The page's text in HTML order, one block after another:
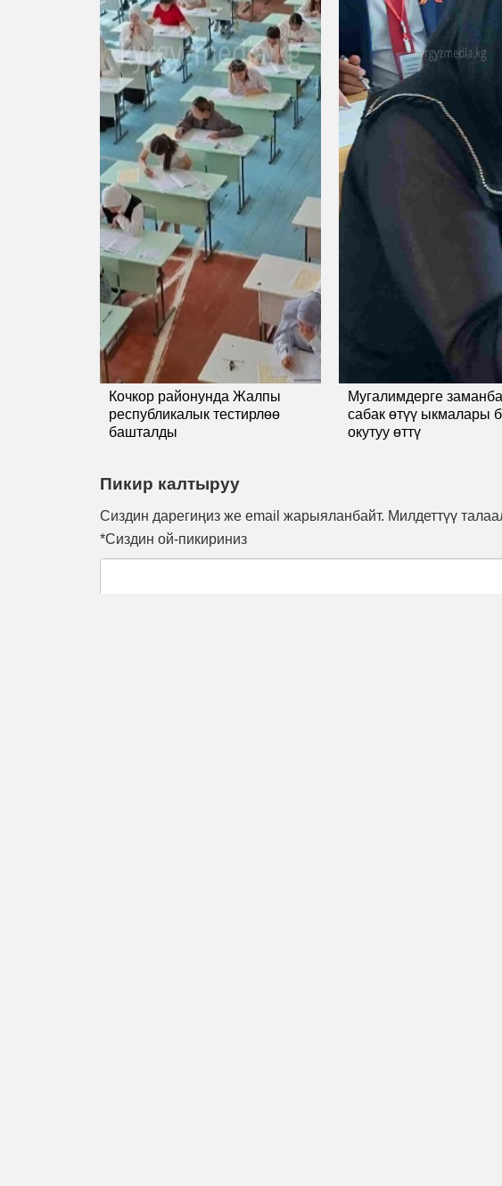
Кочкор районунда Жалпы
республикалык тестирлөө
башталды
Мугалимдерге
сабак өтүү ыкмалары
окутуу өттү
Пикир калтыруу
Сиздин дарегиңиз же email жарыяланбайт. Милдеттүү
*Сиздин ой-пикириниз